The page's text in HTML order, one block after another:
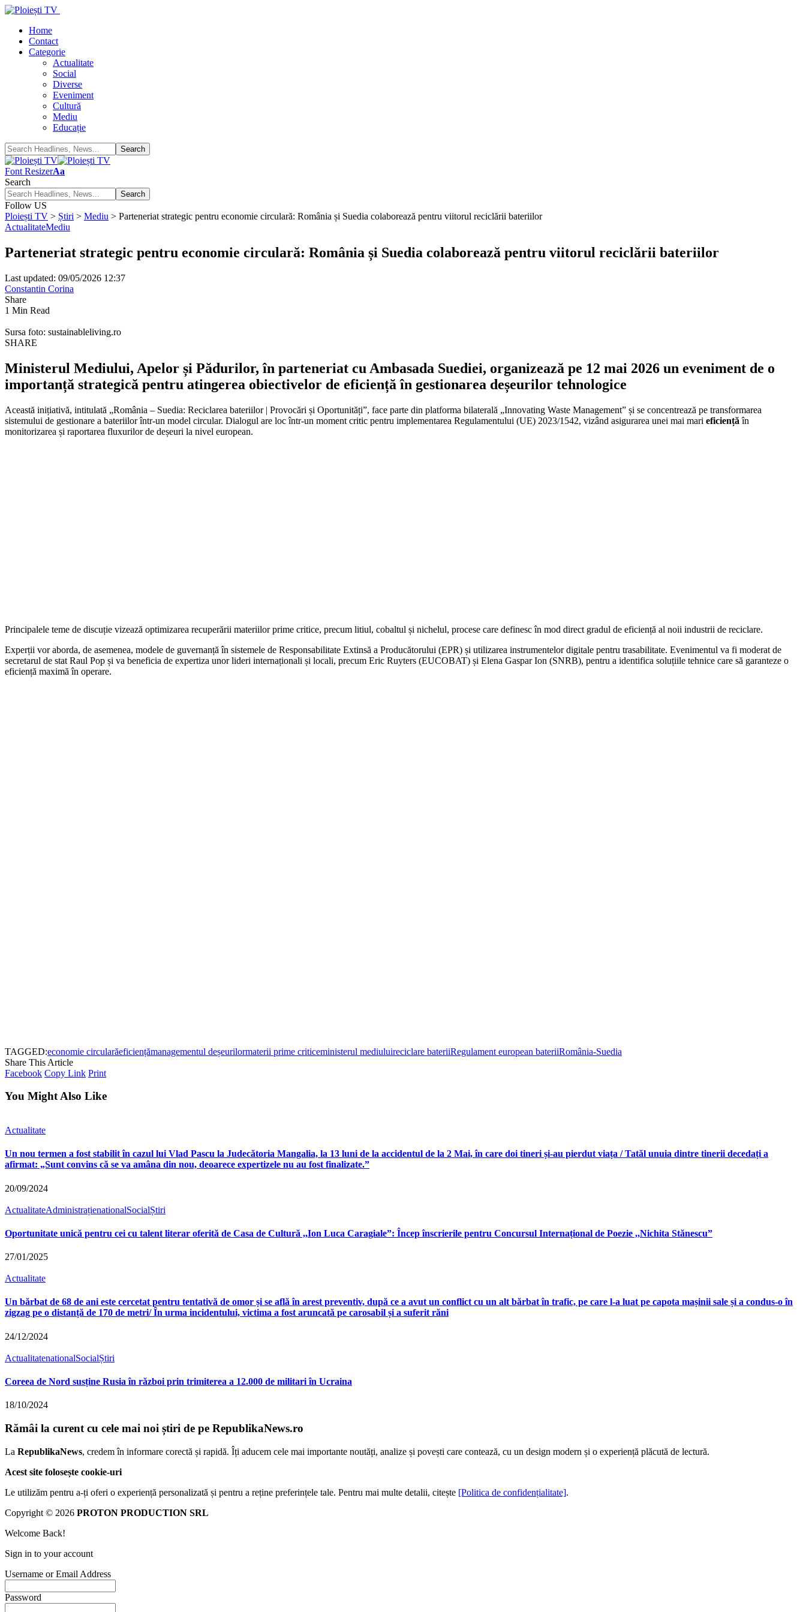
Home
Contact
Categorie
Actualitate
Social
Diverse
Eveniment
Cultură
Mediu
Educație
Font ResizerAa
Search
Follow US
Ploiești TV > Știri > Mediu > Parteneriat strategic pentru economie circulară: România și Suedia colaborează pentru viitorul reciclării bateriilor
ActualitateMediu
Parteneriat strategic pentru economie circulară: România și Suedia colaborează pentru viitorul reciclării bateriilor
Last updated: 09/05/2026 12:37
Constantin Corina
Share
1 Min Read
Sursa foto: sustainableliving.ro
SHARE
Ministerul Mediului, Apelor și Pădurilor, în parteneriat cu Ambasada Suediei, organizează pe 12 mai 2026 un eveniment de o
importanță strategică pentru atingerea obiectivelor de eficiență în gestionarea deșeurilor tehnologice
Această inițiativă, intitulată „România – Suedia: Reciclarea bateriilor | Provocări și Oportunități”, face parte din platforma bilaterală „Innovating Waste Management” și se concentrează pe transformarea
sistemului de gestionare a bateriilor într-un model circular. Dialogul are loc într-un moment critic pentru implementarea Regulamentului (UE) 2023/1542, vizând asigurarea unei mai mari eficiență în
monitorizarea și raportarea fluxurilor de deșeuri la nivel european.
Principalele teme de discuție vizează optimizarea recuperării materiilor prime critice, precum litiul, cobaltul și nichelul, procese care definesc în mod direct gradul de eficiență al noii industrii de reciclare.
Experții vor aborda, de asemenea, modele de guvernanță în sistemele de Responsabilitate Extinsă a Producătorului (EPR) și utilizarea instrumentelor digitale pentru trasabilitate. Evenimentul va fi moderat de
secretarul de stat Raul Pop și va beneficia de expertiza unor lideri internaționali și locali, precum Eric Ruyters (EUCOBAT) și Elena Gaspar Ion (SNRB), pentru a identifica soluțiile tehnice care să garanteze o
eficiență maximă în operare.
TAGGED:economie circularăeficiențămanagementul deșeurilormaterii prime criticeministerul mediuluireciclare bateriiRegulament european bateriiRomânia-Suedia
Share This Article
Facebook Copy Link Print
You Might Also Like
Actualitate
Un nou termen a fost stabilit în cazul lui Vlad Pascu la Judecătoria Mangalia, la 13 luni de la accidentul de la 2 Mai, în care doi tineri și-au pierdut viața / Tatăl unuia dintre tinerii decedați a
afirmat: „Sunt convins că se va amâna din nou, deoarece expertizele nu au fost finalizate.”
20/09/2024
ActualitateAdministrațienationalSocialȘtiri
Oportunitate unică pentru cei cu talent literar oferită de Casa de Cultură ,,Ion Luca Caragiale”: Încep înscrierile pentru Concursul Internațional de Poezie ,,Nichita Stănescu”
27/01/2025
Actualitate
Un bărbat de 68 de ani este cercetat pentru tentativă de omor și se află în arest preventiv, după ce a avut un conflict cu un alt bărbat în trafic, pe care l-a luat pe capota mașinii sale și a condus-o în
zigzag pe o distanță de 170 de metri/ În urma incidentului, victima a fost aruncată pe carosabil și a suferit răni
24/12/2024
ActualitatenationalSocialȘtiri
Coreea de Nord susține Rusia în război prin trimiterea a 12.000 de militari în Ucraina
18/10/2024
Rămâi la curent cu cele mai noi știri de pe RepublikaNews.ro
La RepublikaNews, credem în informare corectă și rapidă. Îți aducem cele mai importante noutăți, analize și povești care contează, cu un design modern și o experiență plăcută de lectură.
Acest site folosește cookie-uri
Le utilizăm pentru a-ți oferi o experiență personalizată și pentru a reține preferințele tale. Pentru mai multe detalii, citește [Politica de confidențialitate].
Copyright © 2026 PROTON PRODUCTION SRL
Welcome Back!
Sign in to your account
Username or Email Address
Password